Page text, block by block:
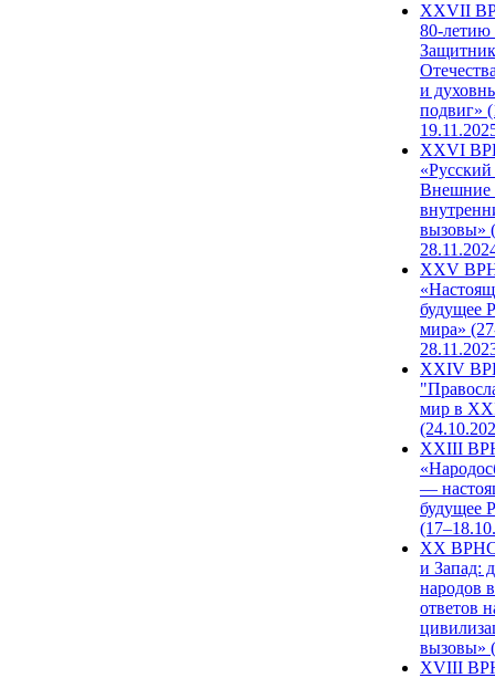
ХХVII
80-
и
подвиг»
XXVI
Внешние
вызовы»
XXV
будущее
мира»
XXIV
мир в
XXIII
—
будущее
XX ВРНС
и Запад:
народов
ответов
вызовы»
XVIII